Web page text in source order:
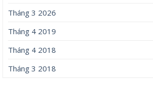
Tháng 3 2026
Tháng 4 2019
Tháng 4 2018
Tháng 3 2018